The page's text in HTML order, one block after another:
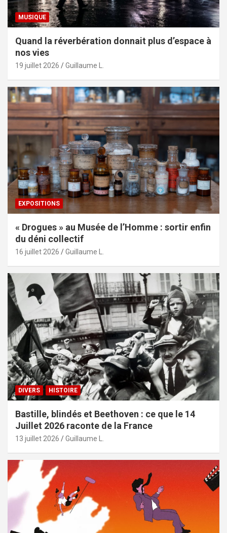
MUSIQUE
Quand la réverbération donnait plus d’espace à
nos vies
19 juillet 2026 Guillaume L.
EXPOSITIONS
« Drogues » au Musée de l’Homme : sortir enfin
du déni collectif
16 juillet 2026 Guillaume L.
DIVERS HISTOIRE
Bastille, blindés et Beethoven : ce que le 14
Juillet 2026 raconte de la France
13 juillet 2026 Guillaume L.